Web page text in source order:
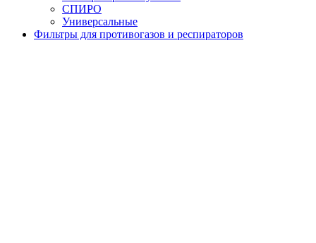
СПИРО
Универсальные
Фильтры для противогазов и респираторов